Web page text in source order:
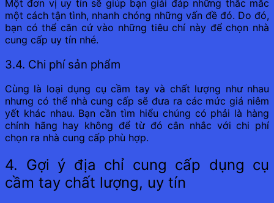
Một đơn vị uy tín sẽ giúp bạn giải đáp những thắc mắc
một cách tận tình, nhanh chóng những vấn đề đó. Do đó,
bạn có thể căn cứ vào những tiêu chí này để chọn nhà
cung cấp uy tín nhé.
3.4. Chi phí sản phẩm
Cùng là loại dụng cụ cầm tay và chất lượng như nhau
nhưng có thể nhà cung cấp sẽ đưa ra các mức giá niêm
yết khác nhau. Bạn cần tìm hiểu chúng có phải là hàng
chính hãng hay không để từ đó cân nhắc với chi phí
chọn ra nhà cung cấp phù hợp.
4. Gợi ý địa chỉ cung cấp dụng cụ
cầm tay chất lượng, uy tín